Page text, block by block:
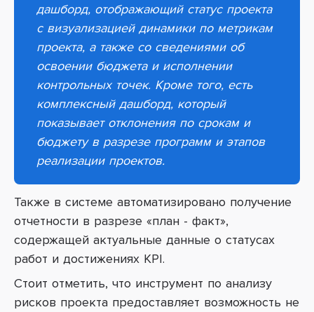
дашборд, отображающий статус проекта
с визуализацией динамики по метрикам
проекта, а также со сведениями об
освоении бюджета и исполнении
контрольных точек. Кроме того, есть
комплексный дашборд, который
показывает отклонения по срокам и
бюджету в разрезе программ и этапов
реализации проектов.
Также в системе автоматизировано получение
отчетности в разрезе «план - факт»,
содержащей актуальные данные о статусах
работ и достижениях KPI.
Стоит отметить, что инструмент по анализу
рисков проекта предоставляет возможность не